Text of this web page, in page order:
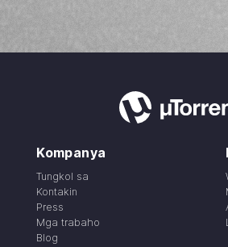
Kompanya
Tungkol sa
Kontakin
Press
Mga trabaho
Blog